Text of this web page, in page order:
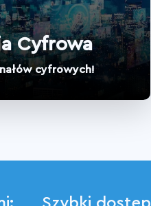
Cyfrowa
cyfrowych!